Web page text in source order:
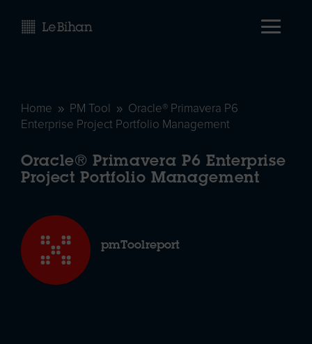
Home 9 PM Tool 9 Oracle® Primavera P6
Enterprise Project Portfolio Management
Oracle® Primavera P6 Enterprise
Project Portfolio Management
pmToolreport